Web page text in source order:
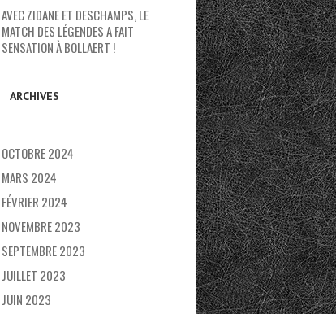
AVEC ZIDANE ET DESCHAMPS, LE
MATCH DES LÉGENDES A FAIT
SENSATION À BOLLAERT !
ARCHIVES
OCTOBRE 2024
MARS 2024
FÉVRIER 2024
NOVEMBRE 2023
SEPTEMBRE 2023
JUILLET 2023
JUIN 2023